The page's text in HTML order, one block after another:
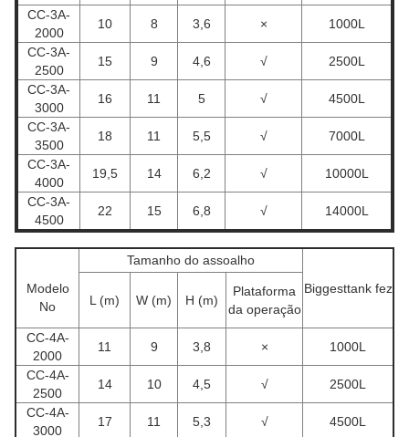
CC-3A-
2000
10 8 3,6 ×
1000L
CC-3A-
2500
15 9 4,6 √
2500L
CC-3A-
3000
16 11 5 √
4500L
CC-3A-
3500
18 11 5,5 √
7000L
CC-3A-
4000
19,5 14 6,2 √
10000L
CC-3A-
4500
22 15 6,8 √ 14000L
Modelo
No
Tamanho do assoalho
Biggesttank fez
L (m)
W (m) H (m)
Plataforma
da operação
CC-4A-
2000
11 9 3,8 ×
1000L
CC-4A-
2500
14 10 4,5 √
2500L
CC-4A-
3000
17 11 5,3 √
4500L